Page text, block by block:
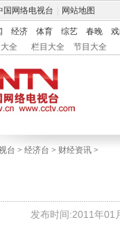
国网络电视台 网站地图
经济 体育 综艺 春晚
全 栏目大全 节目大全
台 > 经济台 > 财经资讯 >
发布时间:2011年01